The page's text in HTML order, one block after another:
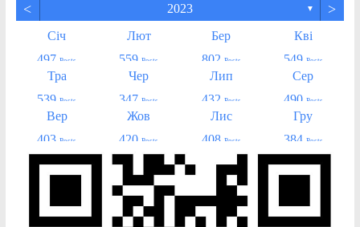
< 2023 ▼ >
Січ
497 Posts
Лют
559 Posts
Бер
802 Posts
Кві
549 Posts
Тра
539 Posts
Чер
347 Posts
Лип
432 Posts
Сер
490 Posts
Вер
403 Posts
Жов
420 Posts
Лис
408 Posts
Гру
384 Posts